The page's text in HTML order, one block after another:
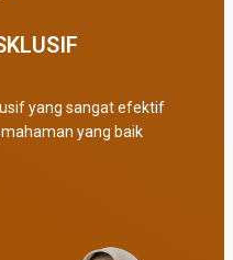
yang sangat efektif
yang baik